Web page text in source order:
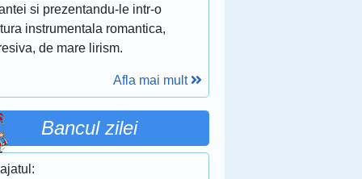
si prezentandu-le intr-o
instrumentala romantica,
de mare lirism.
Afla mai mult
Bancul zilei